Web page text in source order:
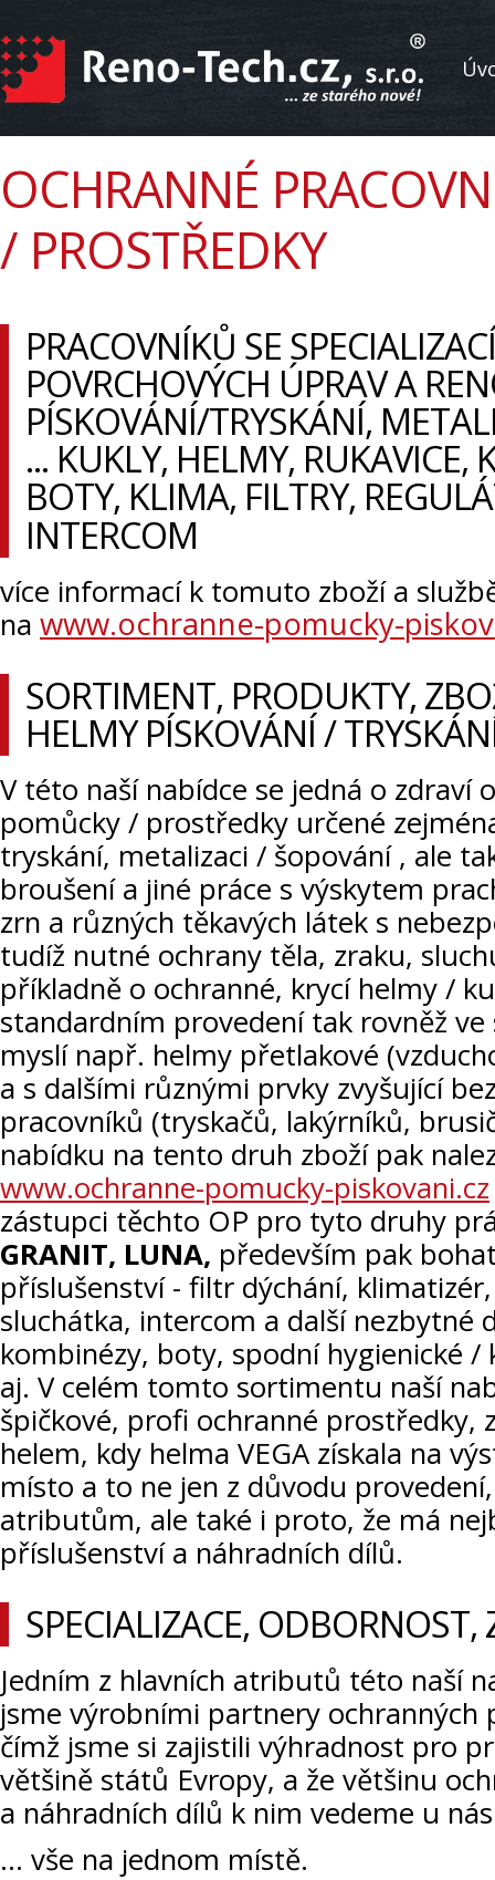
OCHRANNÉ
/ PROSTŘEDKY
PRACOVNÍKŮ SE
POVRCHOVÝCH ÚPRAV A
PÍSKOVÁNÍ/TRYSKÁNÍ,
... KUKLY, HELMY, RUKAVICE,
BOTY, KLIMA, FILTRY,
INTERCOM
více informací k tomuto zboží a
na www.ochranne-pomucky-
SORTIMENT, PRODUKTY,
HELMY PÍSKOVÁNÍ /
V této naší nabídce se jedná o zdraví
pomůcky / prostředky určené
tryskání, metalizaci / šopování , ale
broušení a jiné práce s výskytem
zrn a různých těkavých látek s
tudíž nutné ochrany těla, zraku,
příkladně o ochranné, krycí helmy /
standardním provedení tak rovněž ve
myslí např. helmy přetlakové
a s dalšími různými prvky zvyšující
pracovníků (tryskačů, lakýrníků,
nabídku na tento druh zboží pak
www.ochranne-pomucky-piskovani.cz
zástupci těchto OP pro tyto druhy
GRANIT, LUNA, především pak
příslušenství - filtr dýchání,
sluchátka, intercom a další nezbytné
kombinézy, boty, spodní hygienické
aj. V celém tomto sortimentu naší
špičkové, profi ochranné prostředky,
helem, kdy helma VEGA získala na
místo a to ne jen z důvodu
atributům, ale také i proto, že má
příslušenství a náhradních dílů.
SPECIALIZACE, ODBORNOST,
Jedním z hlavních atributů této naší
jsme výrobními partnery ochranných
čímž jsme si zajistili výhradnost pro
většině států Evropy, a že většinu
a náhradních dílů k nim vedeme u
... vše na jednom místě.